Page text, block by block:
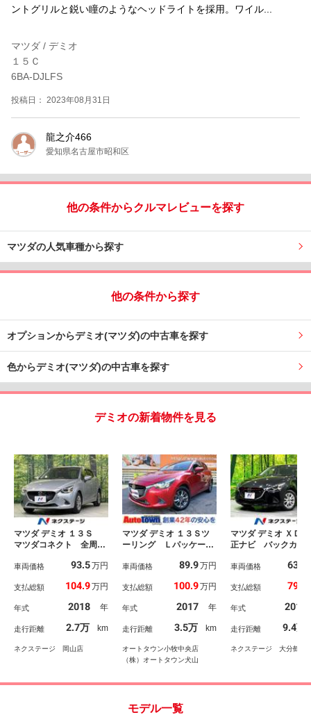
ントグリルと鋭い瞳のようなヘッドライトを採用。ワイル...
マツダ / デミオ
１５Ｃ
6BA-DJLFS
投稿日： 2023年08月31日
龍之介466
愛知県名古屋市昭和区
他の条件からクルマレビューを探す
マツダの人気車種から探す
他の条件から探す
オプションからデミオ(マツダ)の中古車を探す
色からデミオ(マツダ)の中古車を探す
デミオの新着物件を見る
マツダ デミオ １３Ｓ
マツダコネクト 全周囲
禁煙車 コーナーセンサ
ートキー ＬＥＤヘッ
ンチＡＷ 車線逸脱警
報 オートライト オー
トエアコン ＣＤ／ＤＶ
Ｄ再生
車両価格 93.5万円
支払総額 104.9万円
年式 2018 年
走行距離 2.7万 km
ネクステージ 岡山店
マツダ デミオ １３Ｓツ
ーリング Ｌパッケー
車 マツダコネクトＳＤ
ｌｕｅｔｏｏｔｈ ブレ
クルーズコントロール
ブラインドスポット Ｌ
ＥＤヘッド スマートキ
ー リアパーキングセン
サー
車両価格 89.9万円
支払総額 100.9万円
年式 2017 年
走行距離 3.5万 km
オートタウン小牧中央店
（株）オートタウン犬山
マツダ デミオ ＸＤ
正ナビ バックカ
踏み間違い防止装
ＥＤヘッド ドラ
ｏｔｈ再生 ＥＴ
マートキー 純正１
ンチアルミ
車両価格 63.7
支払総額 79.9
年式 2016
走行距離 9.4万
ネクステージ 大分鶴崎
モデル一覧